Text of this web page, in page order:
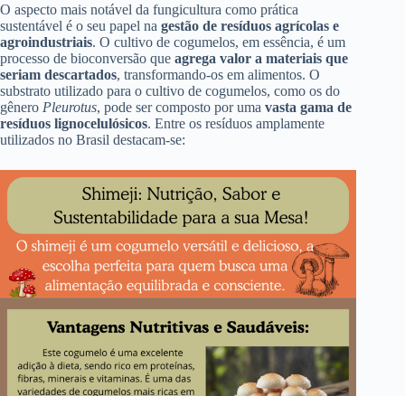
O aspecto mais notável da fungicultura como prática
sustentável é o seu papel na gestão de resíduos agrícolas e
agroindustriais. O cultivo de cogumelos, em essência, é um
processo de bioconversão que agrega valor a materiais que
seriam descartados, transformando-os em alimentos. O
substrato utilizado para o cultivo de cogumelos, como os do
gênero Pleurotus, pode ser composto por uma vasta gama de
resíduos lignocelulósicos. Entre os resíduos amplamente
utilizados no Brasil destacam-se: